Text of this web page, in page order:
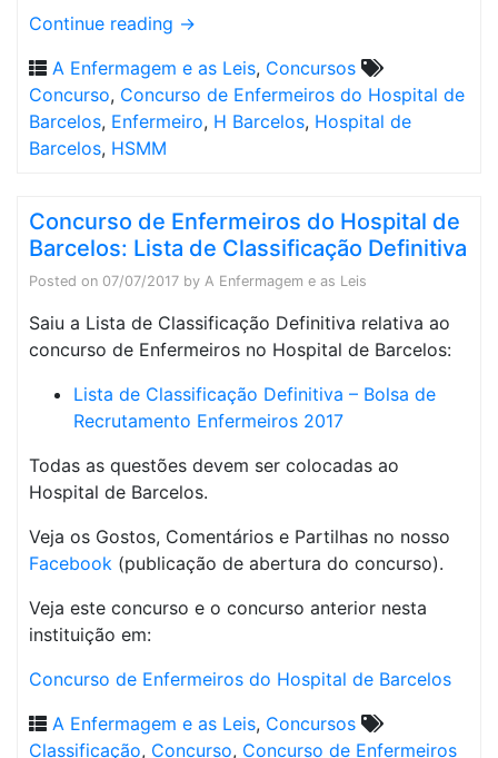
Continue reading →
A Enfermagem e as Leis, Concursos
Concurso, Concurso de Enfermeiros do Hospital de
Barcelos, Enfermeiro, H Barcelos, Hospital de
Barcelos, HSMM
Concurso de Enfermeiros do Hospital de
Barcelos: Lista de Classificação Definitiva
Posted on 07/07/2017 by A Enfermagem e as Leis
Saiu a Lista de Classificação Definitiva relativa ao
concurso de Enfermeiros no Hospital de Barcelos:
Lista de Classificação Definitiva – Bolsa de
Recrutamento Enfermeiros 2017
Todas as questões devem ser colocadas ao
Hospital de Barcelos.
Veja os Gostos, Comentários e Partilhas no nosso
Facebook (publicação de abertura do concurso).
Veja este concurso e o concurso anterior nesta
instituição em:
Concurso de Enfermeiros do Hospital de Barcelos
A Enfermagem e as Leis, Concursos
Classificação, Concurso, Concurso de Enfermeiros